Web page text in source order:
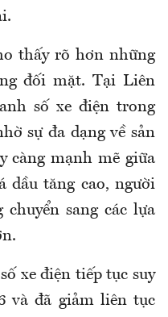
thấy rõ hơn những
đối mặt. Tại Liên
số xe điện trong
sự đa dạng về sản
càng mạnh mẽ giữa
dầu tăng cao, người
sang các lựa
xe điện tiếp tục suy
và đã giảm liên tục